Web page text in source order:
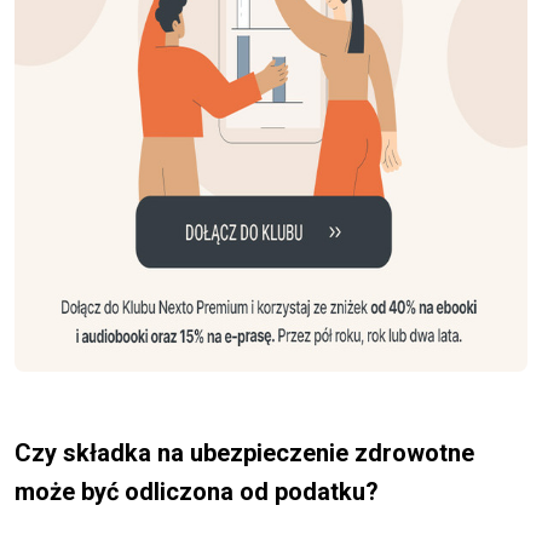
Czy składka na ubezpieczenie zdrowotne
może być odliczona od podatku?